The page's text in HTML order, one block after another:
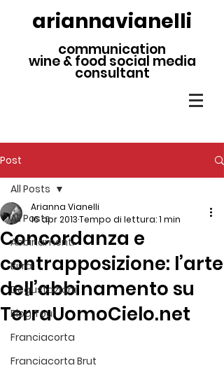
ariannavianelli
communication
wine & food social media
consultant
Post
All Posts
Abbinamenti
Birra
Degustazioni
Blog Tour
Franciacorta
Franciacorta Brut
All Posts
Concordanza e
contrapposizione: l’arte
dell’abbinamento su
TerraUomoCielo.net
Arianna Vianelli
16 apr 2013Tempo di lettura: 1 min